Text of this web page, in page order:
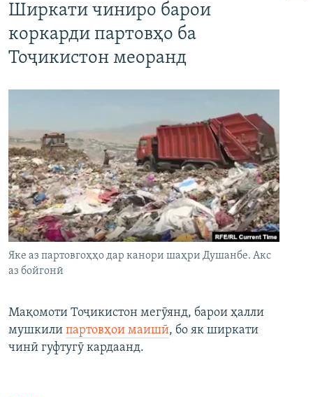
Ширкати чиниро барои
коркарди партовҳо ба
Тоҷикистон меоранд
Яке аз партовгоҳҳо дар канори шаҳри Душанбе. Акс
аз бойгонӣ
Мақомоти Тоҷикистон мегӯянд, барои ҳалли
мушкили партовҳои маишӣ, бо як ширкати
чинӣ гуфтугӯ кардаанд.